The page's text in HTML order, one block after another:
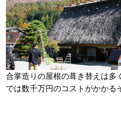
合掌造りの屋根の葺き替えは多
では数千万円のコストがかかる